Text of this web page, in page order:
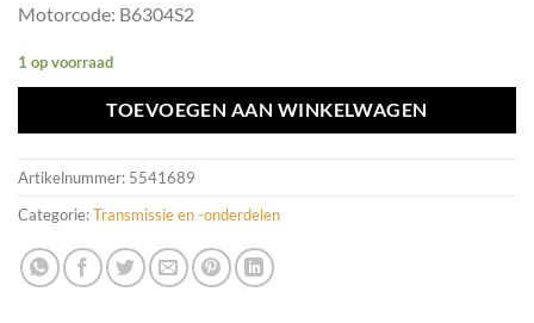
Motorcode: B6304S2
1 op voorraad
TOEVOEGEN AAN WINKELWAGEN
Artikelnummer: 5541689
Categorie:Transmissie en -onderdelen